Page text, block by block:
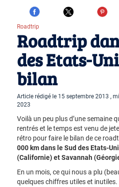
Roadtrip
Roadtrip
des Etats-
bilan
Article rédigé le 15 septembre 2013 ,
2023
Voilà un peu plus d’une semaine
rentrés et le temps est venu de
rétro pour faire le bilan de ce
000 km dans le Sud des Etats-
(Californie) et Savannah
En un mois, ce qui nous a plu
quelques chiffres utiles et inutiles.